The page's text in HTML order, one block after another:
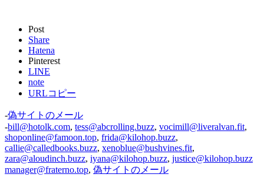
Post
Share
Hatena
Pinterest
LINE
note
URLコピー
-偽サイトのメール
-bill@hotolk.com, tess@abcrolling.buzz, vocimill@liveralvan.fit,
shoponline@famoon.top, frida@kilohop.buzz,
callie@calledbooks.buzz, xenoblue@bushvines.fit,
zara@aloudinch.buzz, iyana@kilohop.buzz, justice@kilohop.buzz
manager@fraterno.top, 偽サイトのメール